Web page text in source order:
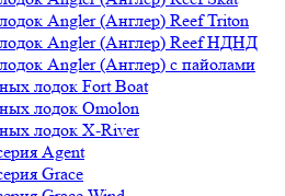
Angler (Англер) Reef Triton
Angler (Англер) Reef НДНД
Angler (Англер) с пайолами
лодок Fort Boat
лодок Omolon
лодок X-River
Agent
Grace